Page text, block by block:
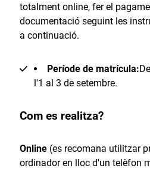
totalment online, fer el
documentació seguint les
a continuació.
Període de matrícula:
l'1 al 3 de setembre.
Com es realitza?
Online(es recomana utilitzar
ordinador en lloc d'un telèfon